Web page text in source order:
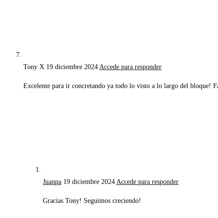
Tony X 19 diciembre 2024 Accede para responder
Excelente para ir concretando ya todo lo visto a lo largo del bloque!
Juanpa 19 diciembre 2024 Accede para responder
Gracias Tony! Seguimos creciendo!